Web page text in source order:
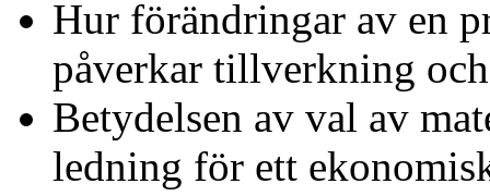
Hur förändringar av en
påverkar tillverkning
Betydelsen av val av
ledning för ett